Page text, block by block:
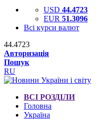
USD 44.4723
EUR 51.3096
Всі курси валют
44.4723
Авторизація
Пошук
RU
ВСІ РОЗДІЛИ
Головна
Україна